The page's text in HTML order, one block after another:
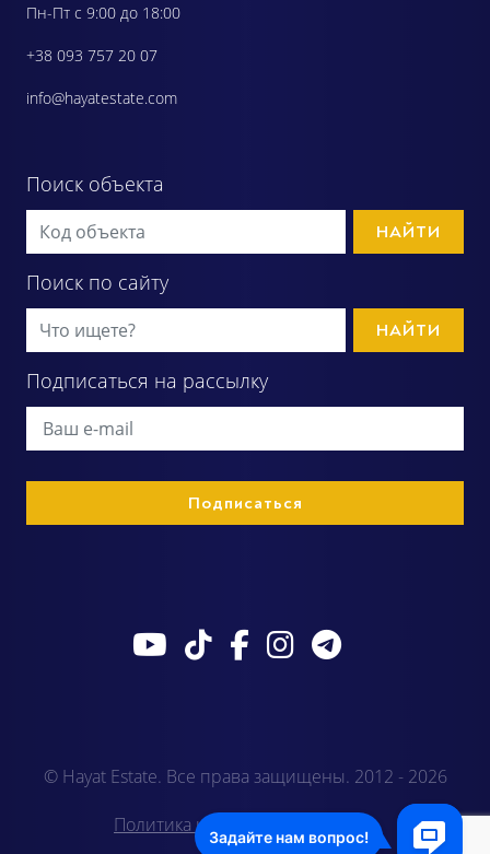
Пн-Пт с 9:00 до 18:00
+38 093 757 20 07
info@hayatestate.com
Поиск объекта
НАЙТИ
Поиск по сайту
НАЙТИ
Подписаться на рассылку
© Hayat Estate. Все права защищены. 2012 - 2026
Политика конфиденциальности